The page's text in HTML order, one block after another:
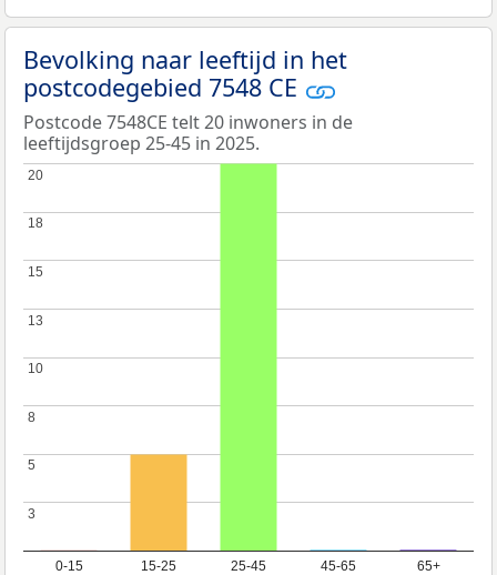
Bevolking naar leeftijd in het
postcodegebied 7548 CE
Postcode 7548CE telt 20 inwoners in de
leeftijdsgroep 25-45 in 2025.
0-15 15-25 25-45 45-65 65+
3
3
5
5
8
8
10
10
13
13
15
15
18
18
20
20